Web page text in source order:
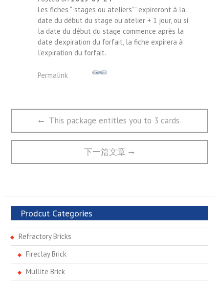
Les fiches “”stages ou ateliers”” expireront à la
date du début du stage ou atelier + 1 jour, ou si
la date du début du stage commence après la
date d’expiration du forfait, la fiche expirera à
l’expiration du forfait.
Permalink
文
导
Previous
post:
This package entitles you to 3 cards.
Next
post:
下一篇文章
Prodcut Categories
Refractory Bricks
Fireclay Brick
Mullite Brick